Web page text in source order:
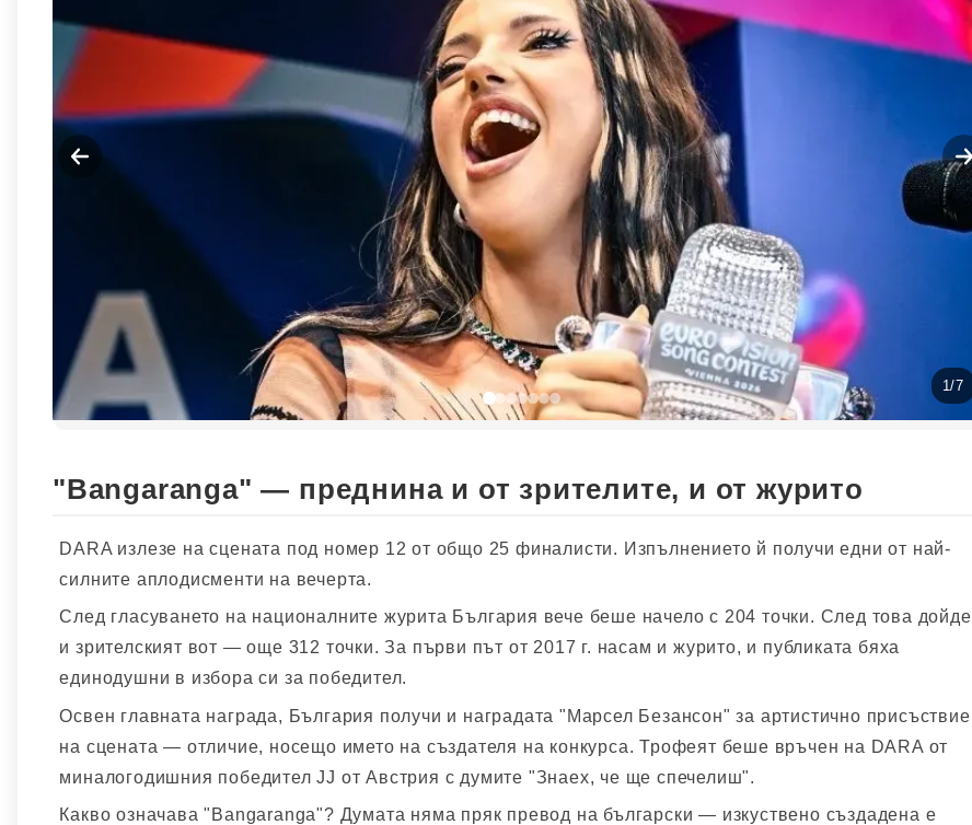
1/7
"Bangaranga" — преднина и от зрителите, и от журито
DARA излезе на сцената под номер 12 от общо 25 финалисти. Изпълнението й получи едни от най-
силните аплодисменти на вечерта.
След гласуването на националните журита България вече беше начело с 204 точки. След това дойде
и зрителският вот — още 312 точки. За първи път от 2017 г. насам и журито, и публиката бяха
единодушни в избора си за победител.
Освен главната награда, България получи и наградата "Марсел Безансон" за артистично присъствие
на сцената — отличие, носещо името на създателя на конкурса. Трофеят беше връчен на DARA от
миналогодишния победител JJ от Австрия с думите "Знаех, че ще спечелиш".
Какво означава "Bangaranga"? Думата няма пряк превод на български — изкуствено създадена е